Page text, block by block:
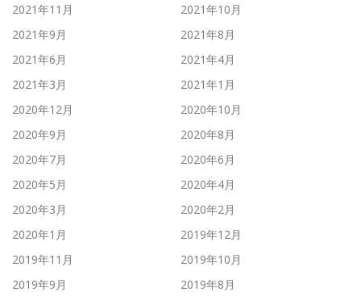
2021年11月
2021年10月
2021年9月
2021年8月
2021年6月
2021年4月
2021年3月
2021年1月
2020年12月
2020年10月
2020年9月
2020年8月
2020年7月
2020年6月
2020年5月
2020年4月
2020年3月
2020年2月
2020年1月
2019年12月
2019年11月
2019年10月
2019年9月
2019年8月